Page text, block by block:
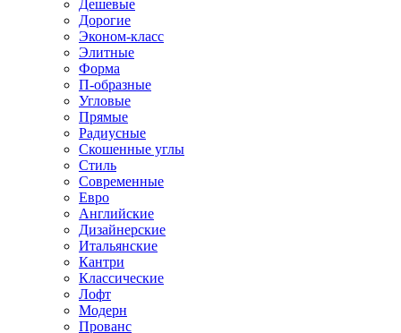
Дешевые
Дорогие
Эконом-класс
Элитные
Форма
П-образные
Угловые
Прямые
Радиусные
Скошенные углы
Стиль
Современные
Евро
Английские
Дизайнерские
Итальянские
Кантри
Классические
Лофт
Модерн
Прованс